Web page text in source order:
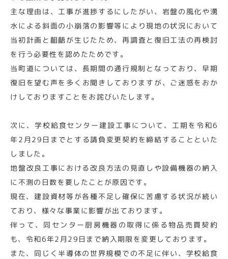
主な理由は、工事が進捗するにしたがい、岩盤の風化や湧
水による斜面の小崩落の影響等により現地の状況において
当初計画と齟齬が生じたため、再調査と復旧工法の再検討
を行う必要性を認めたためです。
当町道については、長期間の通行規制となっており、早期
復旧を望む声を多くお聞きしておりますが、ご迷惑をおか
けしておりますことをお詫びいたします。
次に、学校給食センター建設工事について、工期を令和6
年2月29日までとする請負変更契約を締結することといた
しました。
地盤改良工事における改良方法の見直しや設備機器の納入
に不測の日数を要したことが原因です。
現在、建設資材等が各種不足し確保に苦慮する状況が続い
ており、様々な事業に影響が出ております。
伴って、同センター厨房機器の取得に係る物品売買契約
も、令和6年2月29日まで納入期限を変更しております。
また、同じく半導体の世界規模での不足に伴い、学校給食